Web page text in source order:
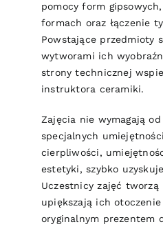
pomocy form
formach oraz łączenie
Powstające przedmioty
wytworami ich
strony technicznej
instruktora ceramiki.
Zajęcia nie wymagają
specjalnych
cierpliwości,
estetyki, szybko
Uczestnicy zajęć tworzą
upiększają ich
oryginalnym prezentem